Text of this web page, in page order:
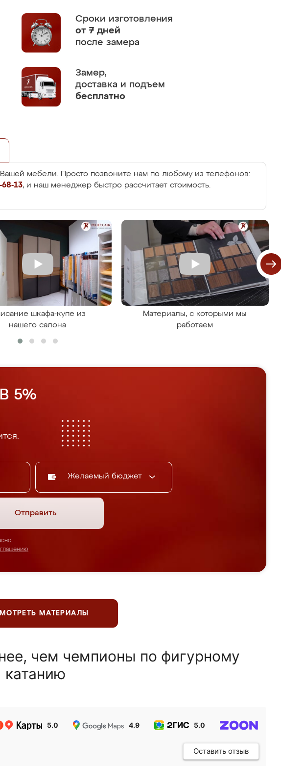
Сроки изготовления
от 7 дней
после замера
Замер,
доставка и подъем
бесплатно
Вашей мебели. Просто позвоните нам по любому из телефонов:
13, и наш менеджер быстро рассчитает стоимость.
шкафа-купе из
нашего салона
Материалы, с которыми мы
работаем
5%
Желаемый бюджет
Отправить
МАТЕРИАЛЫ
чем чемпионы по фигурному
катанию
5.0 4.9 5.0
Оставить отзыв